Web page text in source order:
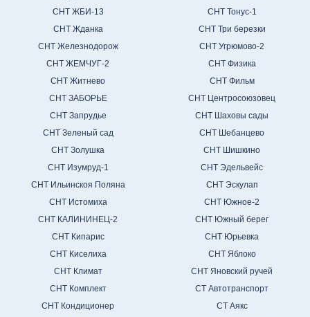
СНТ ЖБИ-13
СНТ Жданка
СНТ Железнодорож
СНТ ЖЕМЧУГ-2
СНТ Житнево
СНТ ЗАБОРЬЕ
СНТ Запрудье
СНТ Зеленый сад
СНТ Золушка
СНТ Изумруд-1
СНТ Ильинскоя Поляна
СНТ Истомиха
СНТ КАЛИНИНЕЦ-2
СНТ Кипарис
СНТ Киселиха
СНТ Климат
СНТ Комплект
СНТ Кондиционер
СНТ Тонус-1
СНТ Три березки
СНТ Угрюмово-2
СНТ Физика
СНТ Фильм
СНТ Центросоюзовец
СНТ Шаховы сады
СНТ Шебанцево
СНТ Шишкино
СНТ Эдельвейс
СНТ Эскулап
СНТ Южное-2
СНТ Южный берег
СНТ Юрьевка
СНТ Яблоко
СНТ Яновский ручей
СТ Автотранспорт
СТ Аякс